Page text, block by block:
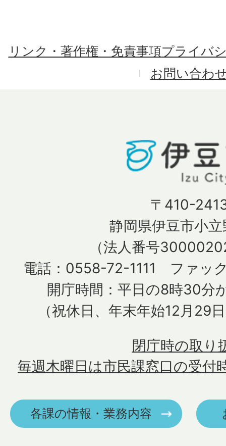
リンク・著作権・免責事項プライバ
お問い合わ
〒410-
静岡県伊豆市小
（法人番号
電話：0558-72-1111 ファッ
開庁時間：平日の8時30分
（祝休日、年末年始12月29
毎週木曜日は市民課窓口の受付
閉庁時の取り
各課の情報・業務内容